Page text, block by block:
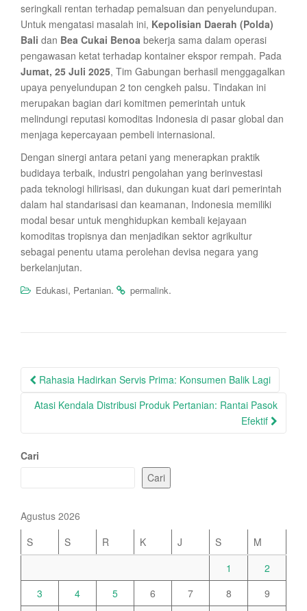
seringkali rentan terhadap pemalsuan dan penyelundupan.
Untuk mengatasi masalah ini, Kepolisian Daerah (Polda)
Bali dan Bea Cukai Benoa bekerja sama dalam operasi
pengawasan ketat terhadap kontainer ekspor rempah. Pada
Jumat, 25 Juli 2025, Tim Gabungan berhasil menggagalkan
upaya penyelundupan 2 ton cengkeh palsu. Tindakan ini
merupakan bagian dari komitmen pemerintah untuk
melindungi reputasi komoditas Indonesia di pasar global dan
menjaga kepercayaan pembeli internasional.
Dengan sinergi antara petani yang menerapkan praktik
budidaya terbaik, industri pengolahan yang berinvestasi
pada teknologi hilirisasi, dan dukungan kuat dari pemerintah
dalam hal standarisasi dan keamanan, Indonesia memiliki
modal besar untuk menghidupkan kembali kejayaan
komoditas tropisnya dan menjadikan sektor agrikultur
sebagai penentu utama perolehan devisa negara yang
berkelanjutan.
Edukasi, Pertanian. permalink.
Post
navigation
Rahasia Hadirkan Servis Prima: Konsumen Balik Lagi
Atasi Kendala Distribusi Produk Pertanian: Rantai Pasok
Efektif
Cari
Cari
Agustus 2026
S
S R K J S
M
1
2
3
4 5 6 7 8
9